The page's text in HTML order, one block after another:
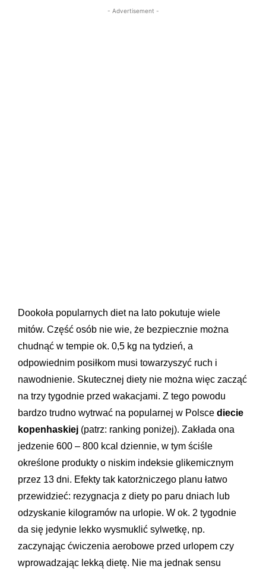
- Advertisement -
Dookoła popularnych diet na lato pokutuje wiele
mitów. Część osób nie wie, że bezpiecznie można
chudnąć w tempie ok. 0,5 kg na tydzień, a
odpowiednim posiłkom musi towarzyszyć ruch i
nawodnienie. Skutecznej diety nie można więc zacząć
na trzy tygodnie przed wakacjami. Z tego powodu
bardzo trudno wytrwać na popularnej w Polsce diecie
kopenhaskiej (patrz: ranking poniżej). Zakłada ona
jedzenie 600 – 800 kcal dziennie, w tym ściśle
określone produkty o niskim indeksie glikemicznym
przez 13 dni. Efekty tak katorżniczego planu łatwo
przewidzieć: rezygnacja z diety po paru dniach lub
odzyskanie kilogramów na urlopie. W ok. 2 tygodnie
da się jedynie lekko wysmuklić sylwetkę, np.
zaczynając ćwiczenia aerobowe przed urlopem czy
wprowadzając lekką dietę. Nie ma jednak sensu